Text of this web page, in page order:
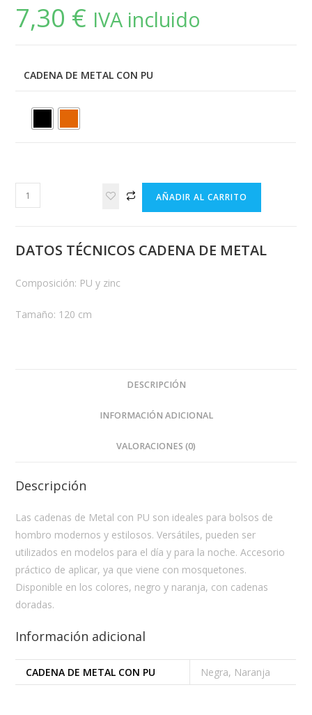
7,30 € IVA incluido
CADENA DE METAL CON PU
Cadena
de
con
cantidad
AÑADIR AL CARRITO
DATOS TÉCNICOS CADENA DE METAL
Composición: PU y zinc
Tamaño: 120 cm
DESCRIPCIÓN
INFORMACIÓN ADICIONAL
VALORACIONES (0)
Descripción
Las cadenas de Metal con PU son ideales para bolsos de
hombro modernos y estilosos. Versátiles, pueden ser
utilizados en modelos para el día y para la noche. Accesorio
práctico de aplicar, ya que viene con mosquetones.
Disponible en los colores, negro y naranja, con cadenas
doradas.
Información adicional
CADENA DE METAL CON PU Negra, Naranja